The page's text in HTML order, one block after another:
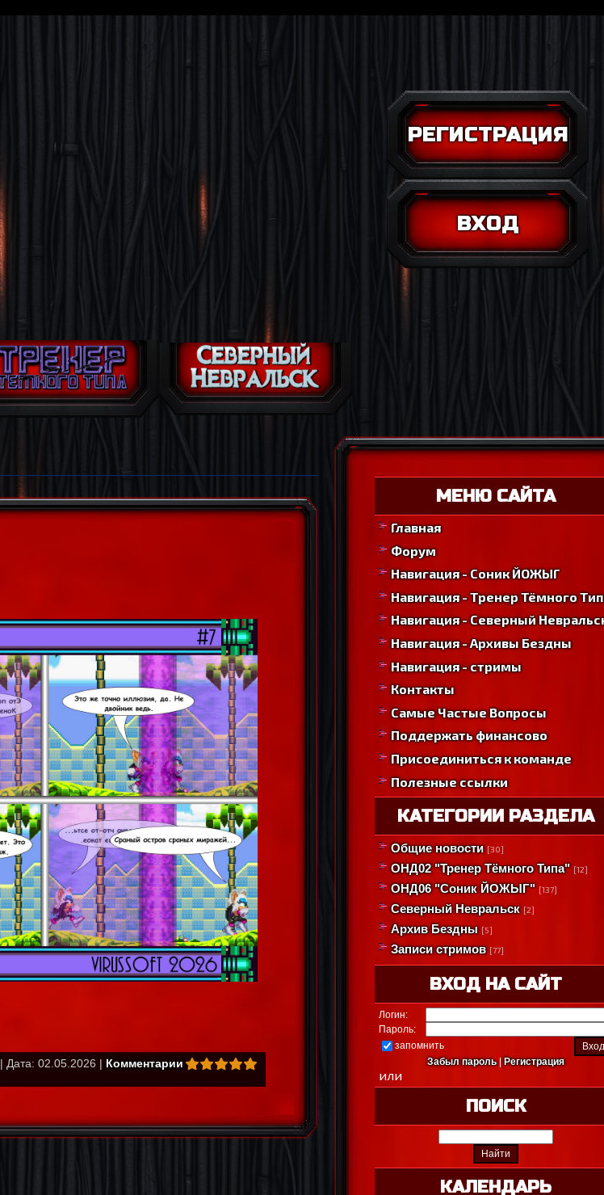
РЕГИСТРАЦИЯ
ВХОД
| Дата: 02.05.2026 | Комментарии
МЕНЮ САЙТА
Главная
Форум
Навигация - Соник ЙОЖЫГ
Навигация - Тренер Тёмного
Навигация - Северный
Навигация - Архивы Бездны
Навигация - стримы
Контакты
Самые Частые Вопросы
Поддержать финансово
Присоединиться к команде
Полезные ссылки
КАТЕГОРИИ РАЗДЕЛА
Общие новости [30]
ОНД02 "Тренер Тёмного Типа" [12]
ОНД06 "Соник ЙОЖЫГ" [137]
Северный Невральск [2]
Архив Бездны [5]
Записи стримов [77]
ВХОД НА САЙТ
Логин:
Пароль:
запомнить
Забыл пароль|Регистрация
или
ПОИСК
КАЛЕНДАРЬ